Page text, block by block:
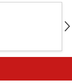
石人の星